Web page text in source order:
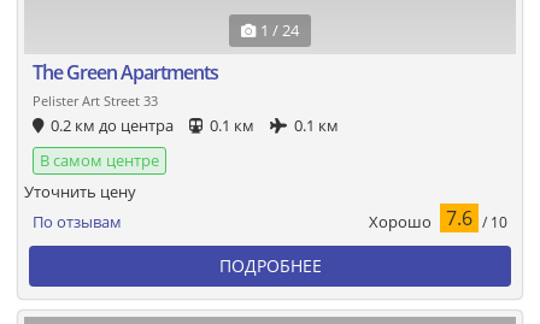
1 / 24
The Green Apartments
Pelister Art Street 33
0.2 км до центра 0.1 км
0.1 км
В самом центре
По отзывам Хорошо 7.6 / 10
Уточнить цену
ПОДРОБНЕЕ